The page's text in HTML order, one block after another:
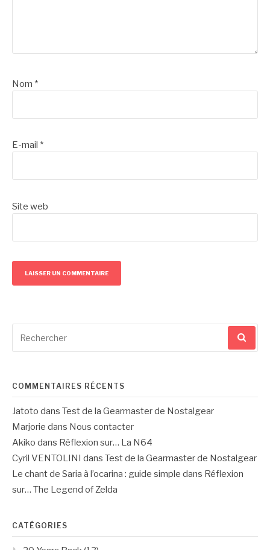
Nom *
E-mail *
Site web
pour
COMMENTAIRES RÉCENTS
Jatoto dans Test de la Gearmaster de Nostalgear
Marjorie dans Nous contacter
Akiko dans Réflexion sur… La N64
Cyril VENTOLINI dans Test de la Gearmaster de Nostalgear
Le chant de Saria à l’ocarina : guide simple dans Réflexion
sur… The Legend of Zelda
CATÉGORIES